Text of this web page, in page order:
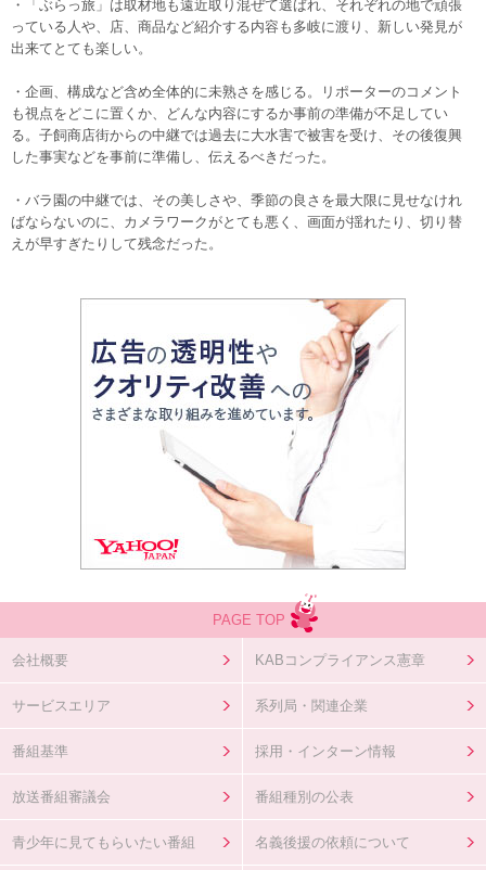
・「ぶらっ旅」は取材地も遠近取り混ぜて選ばれ、それぞれの地で頑張
っている人や、店、商品など紹介する内容も多岐に渡り、新しい発見が
出来てとても楽しい。
・企画、構成など含め全体的に未熟さを感じる。リポーターのコメント
も視点をどこに置くか、どんな内容にするか事前の準備が不足してい
る。子飼商店街からの中継では過去に大水害で被害を受け、その後復興
した事実などを事前に準備し、伝えるべきだった。
・バラ園の中継では、その美しさや、季節の良さを最大限に見せなけれ
ばならないのに、カメラワークがとても悪く、画面が揺れたり、切り替
えが早すぎたりして残念だった。
PAGE TOP
会社概要 KABコンプライアンス憲章
サービスエリア 系列局・関連企業
番組基準 採用・インターン情報
放送番組審議会 番組種別の公表
青少年に見てもらいたい番組 名義後援の依頼について